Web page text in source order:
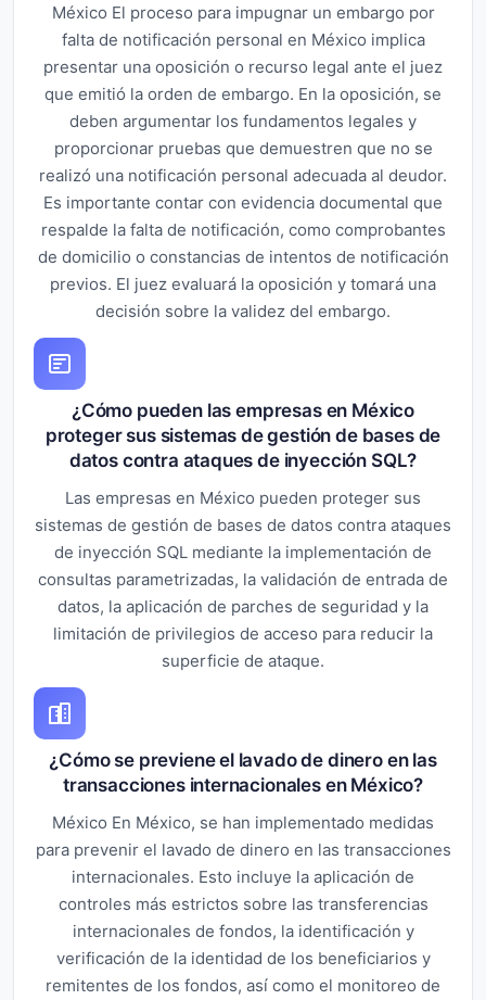
México El proceso para impugnar un embargo por
falta de notificación personal en México implica
presentar una oposición o recurso legal ante el juez
que emitió la orden de embargo. En la oposición, se
deben argumentar los fundamentos legales y
proporcionar pruebas que demuestren que no se
realizó una notificación personal adecuada al deudor.
Es importante contar con evidencia documental que
respalde la falta de notificación, como comprobantes
de domicilio o constancias de intentos de notificación
previos. El juez evaluará la oposición y tomará una
decisión sobre la validez del embargo.
¿Cómo pueden las empresas en México
proteger sus sistemas de gestión de bases de
datos contra ataques de inyección SQL?
Las empresas en México pueden proteger sus
sistemas de gestión de bases de datos contra ataques
de inyección SQL mediante la implementación de
consultas parametrizadas, la validación de entrada de
datos, la aplicación de parches de seguridad y la
limitación de privilegios de acceso para reducir la
superficie de ataque.
¿Cómo se previene el lavado de dinero en las
transacciones internacionales en México?
México En México, se han implementado medidas
para prevenir el lavado de dinero en las transacciones
internacionales. Esto incluye la aplicación de
controles más estrictos sobre las transferencias
internacionales de fondos, la identificación y
verificación de la identidad de los beneficiarios y
remitentes de los fondos, así como el monitoreo de